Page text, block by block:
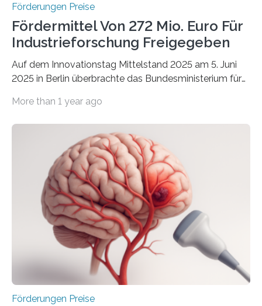
Förderungen Preise
Fördermittel Von 272 Mio. Euro Für
Industrieforschung Freigegeben
Auf dem Innovationstag Mittelstand 2025 am 5. Juni
2025 in Berlin überbrachte das Bundesministerium für
Überplanmäßige Verpflichtungsermächtigungen in
Woche vom Haushaltsausschuss freigegeben – unter
anderem zur Unterstützung der
Industrieforschungsprogramme Industrielle
Gemeinschaftsforschung (IGF), Zentrales
Innovationsprogramm Mittelstand (ZIM) und
Innovationskompetenz INNO-KOM. Auf dem
Innovationstag Mittelstand 2025 am 5. Juni 2025 in
Berlin überbrachte das Bundesministerium für
Wirtschaft und Energie eine gute Nachricht:
Überplanmäßige Verpflichtungsermächtigungen in
More than 1 year ago
Förderungen Preise